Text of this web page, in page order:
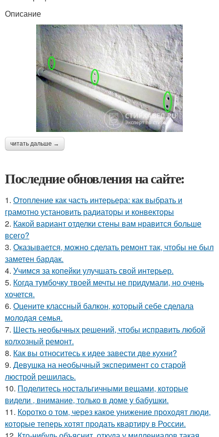
Описание
читать дальше →
Последние обновления на сайте:
1. Отопление как часть интерьера: как выбрать и
грамотно установить радиаторы и конвекторы
2. Какой вариант отделки стены вам нравится больше
всего?
3. Оказывается, можно сделать ремонт так, чтобы не был
заметен бардак.
4. Учимся за копейки улучшать свой интерьер.
5. Когда тумбочку твоей мечты не придумали, но очень
хочется.
6. Оцените классный балкон, который себе сделала
молодая семья.
7. Шесть необычных решений, чтобы исправить любой
колхозный ремонт.
8. Как вы относитесь к идее завести две кухни?
9. Девушка на необычный эксперимент со старой
люстрой решилась.
10. Поделитесь ностальгичными вещами, которые
видели , внимание, только в доме у бабушки.
11. Коротко о том, через какое унижение проходят люди,
которые теперь хотят продать квартиру в России.